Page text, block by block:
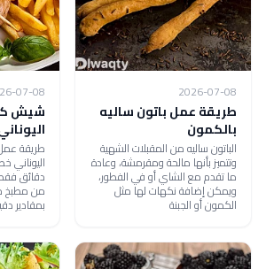
2026-07-08
طريقة عمل باتون ساليه
بالكمون
الباتون ساليه من المقبلات الشهية
وتتميز بأنها مالحة ومقرمشة، وعادة
ما تقدم مع الشاي أو في الفطور،
ويمكن إضافة نكهات لها مثل
الكمون أو الجبنة
07-08
شيش
طريقة
دقائق
بمقادير